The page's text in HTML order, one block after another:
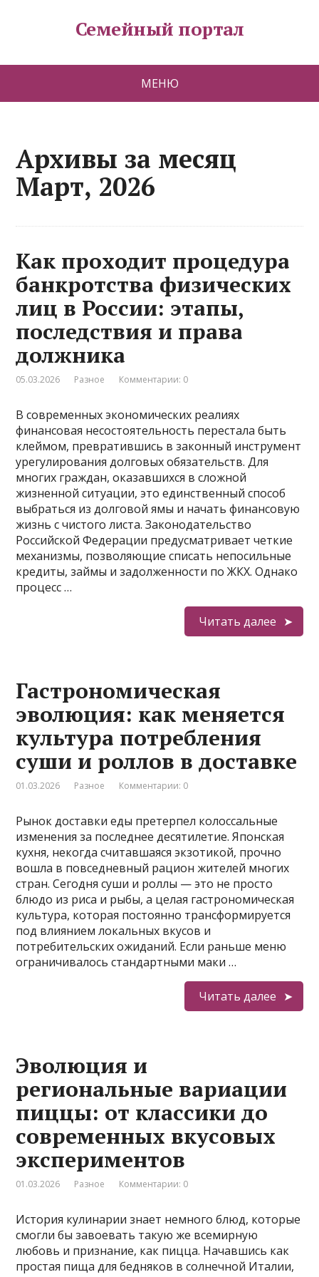
Семейный портал
МЕНЮ
Архивы за месяц
Март, 2026
Как проходит процедура
банкротства физических
лиц в России: этапы,
последствия и права
должника
05.03.2026 Разное Комментарии: 0
В современных экономических реалиях
финансовая несостоятельность перестала быть
клеймом, превратившись в законный инструмент
урегулирования долговых обязательств. Для
многих граждан, оказавшихся в сложной
жизненной ситуации, это единственный способ
выбраться из долговой ямы и начать финансовую
жизнь с чистого листа. Законодательство
Российской Федерации предусматривает четкие
механизмы, позволяющие списать непосильные
кредиты, займы и задолженности по ЖКХ. Однако
процесс …
Читать далее
Гастрономическая
эволюция: как меняется
культура потребления
суши и роллов в доставке
01.03.2026 Разное Комментарии: 0
Рынок доставки еды претерпел колоссальные
изменения за последнее десятилетие. Японская
кухня, некогда считавшаяся экзотикой, прочно
вошла в повседневный рацион жителей многих
стран. Сегодня суши и роллы — это не просто
блюдо из риса и рыбы, а целая гастрономическая
культура, которая постоянно трансформируется
под влиянием локальных вкусов и
потребительских ожиданий. Если раньше меню
ограничивалось стандартными маки …
Читать далее
Эволюция и
региональные вариации
пиццы: от классики до
современных вкусовых
экспериментов
01.03.2026 Разное Комментарии: 0
История кулинарии знает немного блюд, которые
смогли бы завоевать такую же всемирную
любовь и признание, как пицца. Начавшись как
простая пища для бедняков в солнечной Италии,